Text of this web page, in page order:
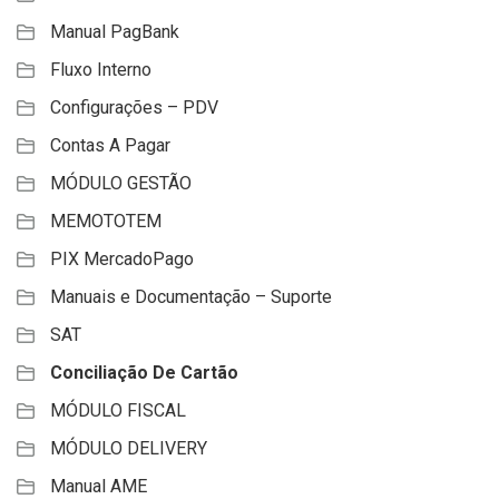
Manual PagBank
Fluxo Interno
Configurações – PDV
Contas A Pagar
MÓDULO GESTÃO
MEMOTOTEM
PIX MercadoPago
Manuais e Documentação – Suporte
SAT
Conciliação De Cartão
MÓDULO FISCAL
MÓDULO DELIVERY
Manual AME